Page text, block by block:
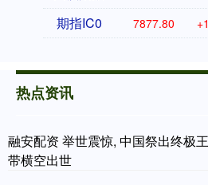
期指IC0 7877.80
热点资讯
融安配资 举世震惊, 中国祭出终极
带横空出世